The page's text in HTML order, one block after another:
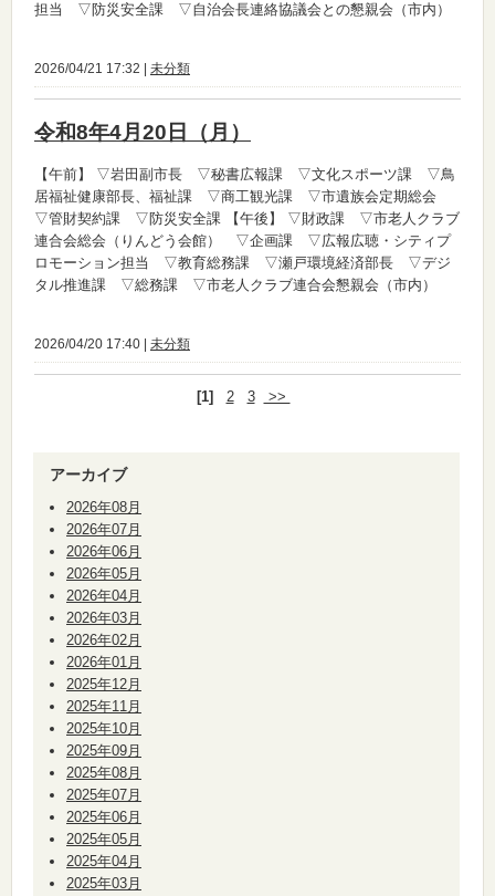
担当 ▽防災安全課 ▽自治会長連絡協議会との懇親会（市内）
2026/04/21 17:32 | 未分類
令和8年4月20日（月）
【午前】
▽岩田副市長 ▽秘書広報課 ▽文化スポーツ課 ▽鳥
居福祉健康部長、福祉課 ▽商工観光課 ▽市遺族会定期総会
▽管財契約課 ▽防災安全課 【午後】
▽財政課 ▽市老人クラブ
連合会総会（りんどう会館） ▽企画課 ▽広報広聴・シティプ
ロモーション担当 ▽教育総務課 ▽瀬戸環境経済部長 ▽デジ
タル推進課 ▽総務課 ▽市老人クラブ連合会懇親会（市内）
2026/04/20 17:40 | 未分類
[1] 2 3 >>
アーカイブ
2026年08月
2026年07月
2026年06月
2026年05月
2026年04月
2026年03月
2026年02月
2026年01月
2025年12月
2025年11月
2025年10月
2025年09月
2025年08月
2025年07月
2025年06月
2025年05月
2025年04月
2025年03月